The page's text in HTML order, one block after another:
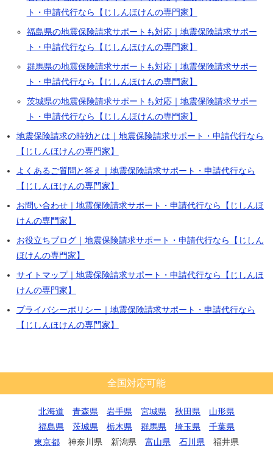
ト・申請代行なら【じしんほけんの専門家】
福島県の地震保険請求サポートも対応｜地震保険請求サポー
ト・申請代行なら【じしんほけんの専門家】
群馬県の地震保険請求サポートも対応｜地震保険請求サポー
ト・申請代行なら【じしんほけんの専門家】
茨城県の地震保険請求サポートも対応｜地震保険請求サポー
ト・申請代行なら【じしんほけんの専門家】
地震保険請求の時効とは｜地震保険請求サポート・申請代行なら
【じしんほけんの専門家】
よくあるご質問と答え｜地震保険請求サポート・申請代行なら
【じしんほけんの専門家】
お問い合わせ｜地震保険請求サポート・申請代行なら【じしんほ
けんの専門家】
お役立ちブログ｜地震保険請求サポート・申請代行なら【じしん
ほけんの専門家】
サイトマップ｜地震保険請求サポート・申請代行なら【じしんほ
けんの専門家】
プライバシーポリシー｜地震保険請求サポート・申請代行なら
【じしんほけんの専門家】
全国対応可能
北海道 青森県 岩手県 宮城県 秋田県
山形県
福島県
茨城県 栃木県 群馬県 埼玉県
千葉県
東京都 神奈川県 新潟県 富山県 石川県 福井県